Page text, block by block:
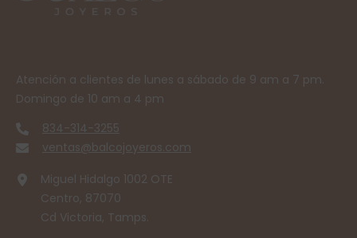
Atención a clientes de lunes a sábado de 9 am a 7 pm.
Domingo de 10 am a 4 pm
834-314-3255
ventas@balcojoyeros.com
Miguel Hidalgo 1002 OTE
Centro, 87070
Cd Victoria, Tamps.